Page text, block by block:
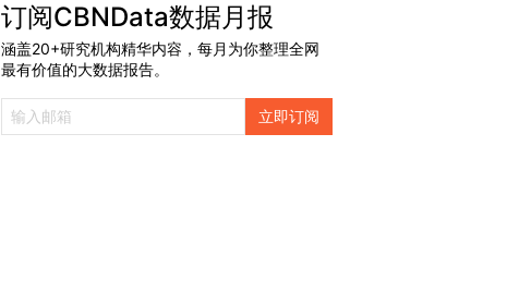
订阅CBNData数据月报
涵盖20+研究机构精华内容，每月为你整理全网
最有价值的大数据报告。
立即订阅